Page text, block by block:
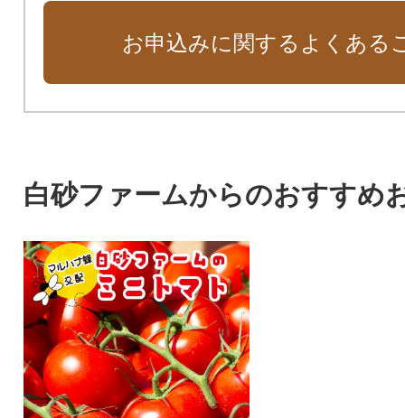
お申込みに関するよくある
白砂ファームからのおすすめ